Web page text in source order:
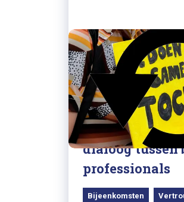
15/04/2026
Terugkijken 13
dialoog tussen
professionals
Bijeenkomsten